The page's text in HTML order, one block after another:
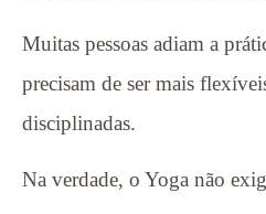
Muitas pessoas adiam a
precisam de ser mais
disciplinadas.
Na verdade, o Yoga não